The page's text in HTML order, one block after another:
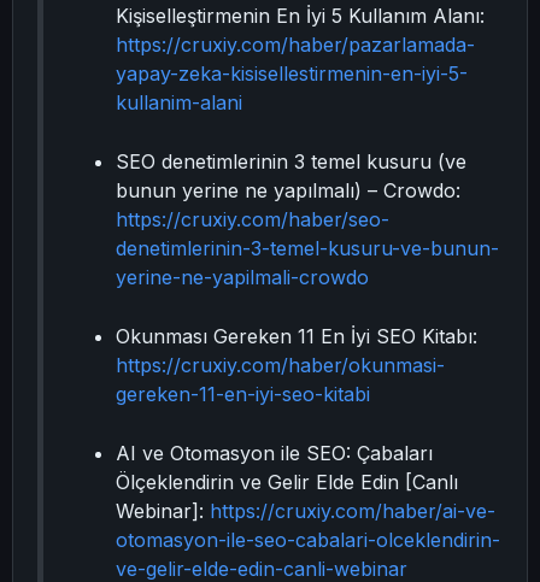
Kişiselleştirmenin En İyi 5 Kullanım Alanı:
https://cruxiy.com/haber/pazarlamada-
yapay-zeka-kisisellestirmenin-en-iyi-5-
kullanim-alani
SEO denetimlerinin 3 temel kusuru (ve
bunun yerine ne yapılmalı) – Crowdo:
https://cruxiy.com/haber/seo-
denetimlerinin-3-temel-kusuru-ve-bunun-
yerine-ne-yapilmali-crowdo
Okunması Gereken 11 En İyi SEO Kitabı:
https://cruxiy.com/haber/okunmasi-
gereken-11-en-iyi-seo-kitabi
AI ve Otomasyon ile SEO: Çabaları
Ölçeklendirin ve Gelir Elde Edin [Canlı
Webinar]: https://cruxiy.com/haber/ai-ve-
otomasyon-ile-seo-cabalari-olceklendirin-
ve-gelir-elde-edin-canli-webinar